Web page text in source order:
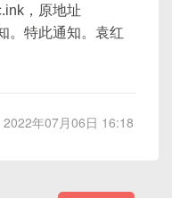
，原地址
。特此通知。袁红
年07月06日 16:18